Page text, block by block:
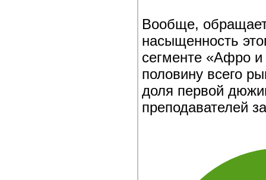
Вообще,
насыщенность
сегменте «Афро и
половину всего
доля первой
преподавателей